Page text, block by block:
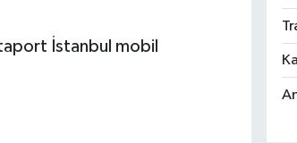
İstanbul mobil